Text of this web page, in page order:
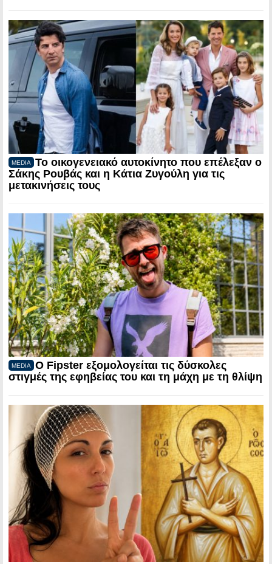
MEDIA
Το οικογενειακό αυτοκίνητο που επέλεξαν ο
Σάκης Ρουβάς και η Κάτια Ζυγούλη για τις
μετακινήσεις τους
MEDIA
Ο Fipster εξομολογείται τις δύσκολες
στιγμές της εφηβείας του και τη μάχη με τη θλίψη